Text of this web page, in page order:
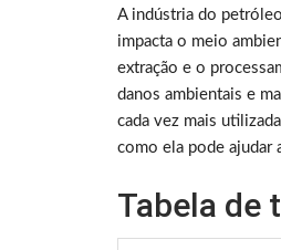
A indústria do
impacta o meio
extração e o
danos ambientais e
cada vez mais
como ela pode ajudar
Tabela de